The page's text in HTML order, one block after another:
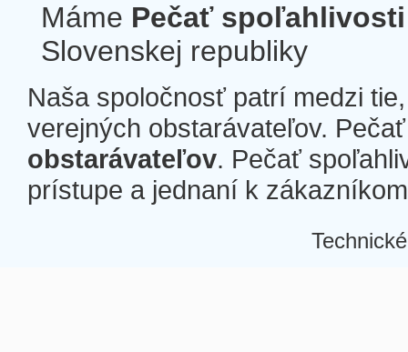
Máme Pečať spoľahlivosti
Slovenskej republiky
Naša spoločnosť patrí medzi
verejných obstarávateľov.
obstarávateľov. Pečať
prístupe a jednaní k